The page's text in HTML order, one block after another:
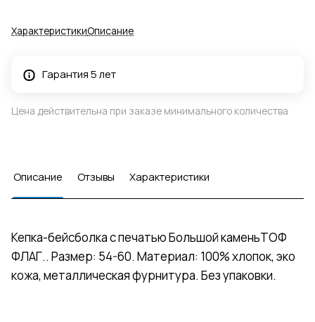
ХарактеристикиОписание
Гарантия 5 лет
Цена действительна при заказе минимального количества
Описание Отзывы Характеристики
Кепка-бейсболка с печатью Большой каменьТОФ
ФЛАГ.. Размер: 54-60. Материал: 100% хлопок, эко
кожа, металлическая фурнитура. Без упаковки.